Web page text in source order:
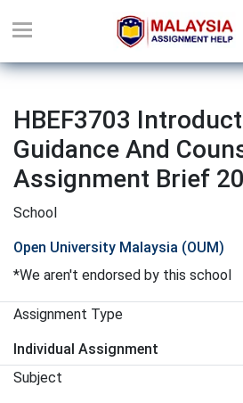
HBEF3703
Guidance And
Assignment Brief
School
Open University Malaysia (OUM)
*We aren't endorsed by this school
Assignment Type
Individual Assignment
Subject